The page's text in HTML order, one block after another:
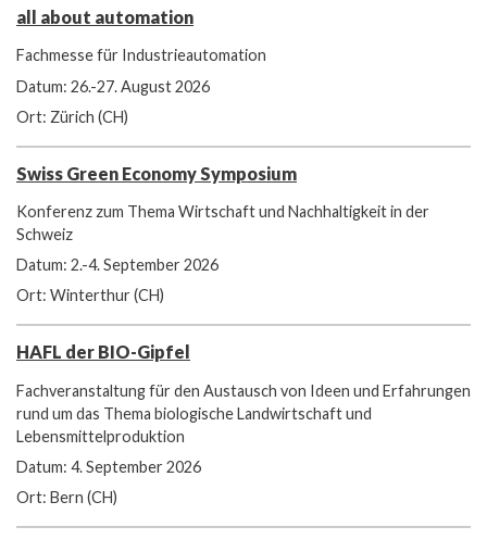
all about automation
Fachmesse für Industrieautomation
Datum: 26.-27. August 2026
Ort: Zürich (CH)
Swiss Green Economy Symposium
Konferenz zum Thema Wirtschaft und Nachhaltigkeit in der
Schweiz
Datum: 2.-4. September 2026
Ort: Winterthur (CH)
HAFL der BIO-Gipfel
Fachveranstaltung für den Austausch von Ideen und Erfahrungen
rund um das Thema biologische Landwirtschaft und
Lebensmittelproduktion
Datum: 4. September 2026
Ort: Bern (CH)